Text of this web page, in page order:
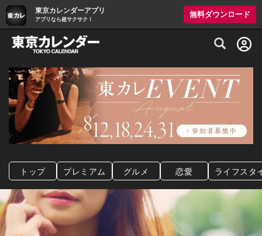
東京カレンダーアプリ
アプリなら超サクサク！
無料ダウンロード
グルメ情報・プレミアムレストラン予約
トップ プレミアム グルメ 恋愛 ライフスタ